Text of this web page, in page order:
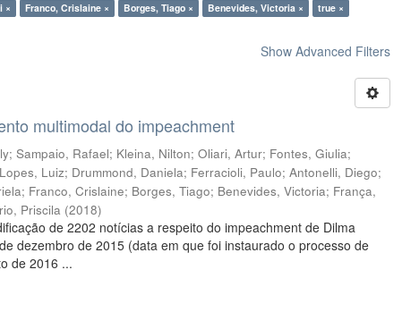
× Franco, Crislaine × Borges, Tiago × Benevides, Victoria ×
true ×
Show Advanced Filters
multimodal do impeachment
;Sampaio, Rafael; Kleina, Nilton;Oliari, Artur; Fontes, Giulia;
Lopes, Luiz; Drummond, Daniela; Ferracioli, Paulo;Antonelli, Diego;
; Franco, Crislaine; Borges, Tiago; Benevides, Victoria; França,
Priscila (2018)
de 2202 notícias a respeito do impeachment de Dilma
dezembro de 2015 (data em que foi instaurado o processo de
de 2016 ...